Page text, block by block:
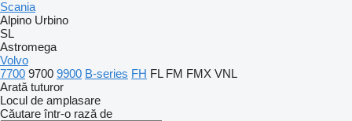
Scania
Alpino Urbino
SL
Astromega
Volvo
7700 9700 9900 B-series FH FL FM FMX VNL
Arată tuturor
Locul de amplasare
Căutare într-o rază de